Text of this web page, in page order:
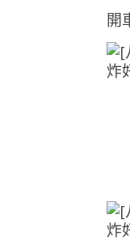
開